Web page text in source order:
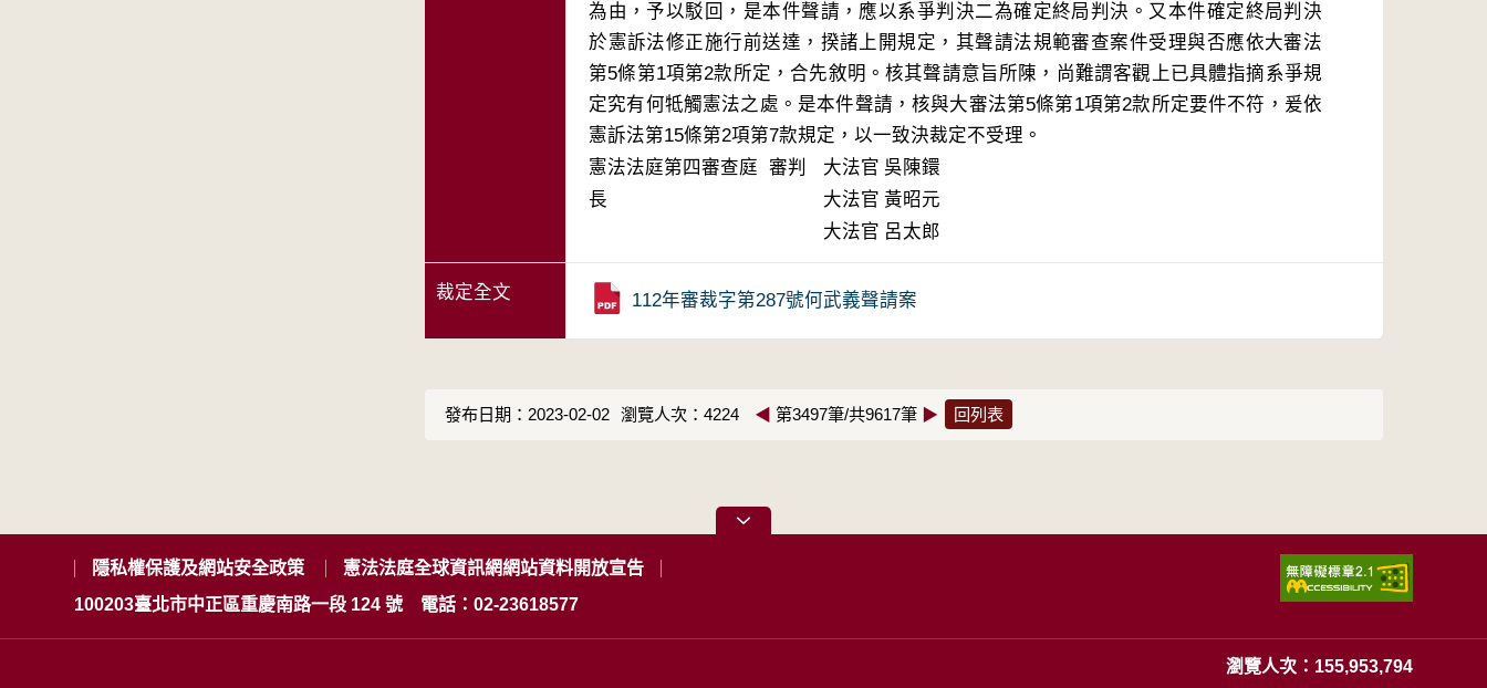
為由，予以駁回，是本件聲請，應以系爭判決二為確定終局判決。又本件確定終局判決
於憲訴法修正施行前送達，揆諸上開規定，其聲請法規範審查案件受理與否應依大審法
第5條第1項第2款所定，合先敘明。核其聲請意旨所陳，尚難謂客觀上已具體指摘系爭規
定究有何牴觸憲法之處。是本件聲請，核與大審法第5條第1項第2款所定要件不符，爰依
憲訴法第15條第2項第7款規定，以一致決裁定不受理。
憲法法庭第四審查庭 審判
長
大法官 吳陳鐶
大法官 黃昭元
大法官 呂太郎
裁定全文 112年審裁字第287號何武義聲請案
發布日期：2023-02-02 瀏覽人次：4224 ◀ 第3497筆/共9617筆 ▶ 回列表
隱私權保護及網站安全政策
憲法法庭全球資訊網網站資料開放宣告
100203臺北市中正區重慶南路一段 124 號
電話：02-23618577
瀏覽人次：155,953,794